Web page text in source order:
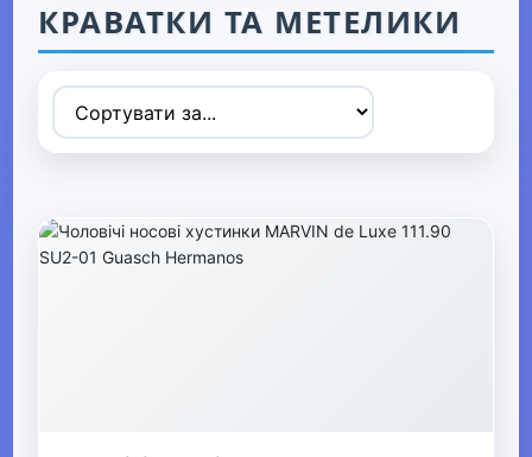
▶ Спорт та захоплення
▶ Товари для дітей
КРАВАТКИ ТА МЕТЕЛИКИ